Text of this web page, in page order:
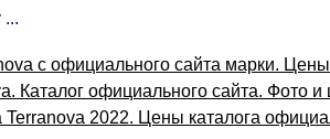
с официального сайта марки.
Каталог официального сайта. Фото и
2022. Цены каталога